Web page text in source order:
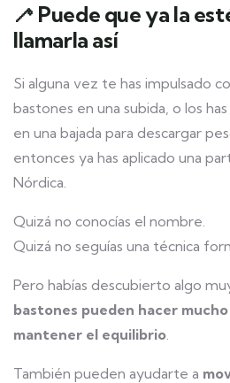
🦯 Puede que ya la
llamarla así
Si alguna vez te has impulsado
bastones en una subida, o los
en una bajada para descargar
entonces ya has aplicado una
Nórdica.
Quizá no conocías el nombre.
Quizá no seguías una técnica
Pero habías descubierto algo
bastones pueden hacer
mantener el equilibrio.
También pueden ayudarte a